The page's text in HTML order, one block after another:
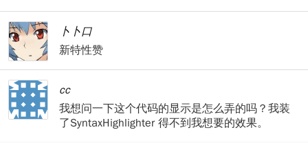
卜卜口
新特性赞
cc
我想问一下这个代码的显示是怎么弄的吗？我装
了SyntaxHighlighter 得不到我想要的效果。